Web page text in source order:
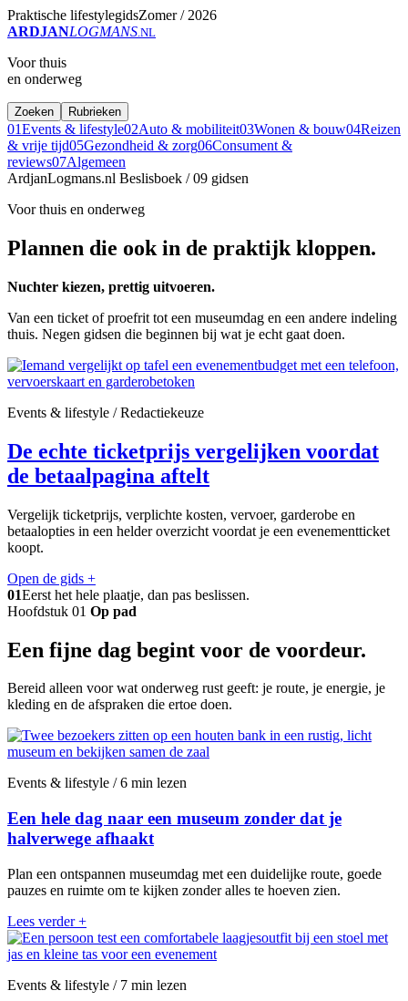
Praktische lifestylegidsZomer / 2026
ARDJANLOGMANS.NL
Voor thuis
en onderweg
Zoeken Rubrieken
01Events & lifestyle02Auto & mobiliteit03Wonen & bouw04Reizen
& vrije tijd05Gezondheid & zorg06Consument &
reviews07Algemeen
ArdjanLogmans.nl Beslisboek / 09 gidsen
Voor thuis en onderweg
Plannen die ook in de praktijk kloppen.
Nuchter kiezen, prettig uitvoeren.
Van een ticket of proefrit tot een museumdag en een andere indeling
thuis. Negen gidsen die beginnen bij wat je echt gaat doen.
Events & lifestyle / Redactiekeuze
De echte ticketprijs vergelijken voordat
de betaalpagina aftelt
Vergelijk ticketprijs, verplichte kosten, vervoer, garderobe en
betaalopties in een helder overzicht voordat je een evenementticket
koopt.
Open de gids +
01Eerst het hele plaatje, dan pas beslissen.
Hoofdstuk 01 Op pad
Een fijne dag begint voor de voordeur.
Bereid alleen voor wat onderweg rust geeft: je route, je energie, je
kleding en de afspraken die ertoe doen.
Events & lifestyle / 6 min lezen
Een hele dag naar een museum zonder dat je
halverwege afhaakt
Plan een ontspannen museumdag met een duidelijke route, goede
pauzes en ruimte om te kijken zonder alles te hoeven zien.
Lees verder+
Events & lifestyle / 7 min lezen